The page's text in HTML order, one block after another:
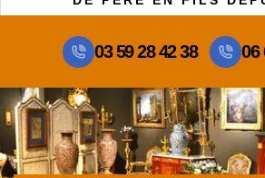
03 59 28 42 38 06